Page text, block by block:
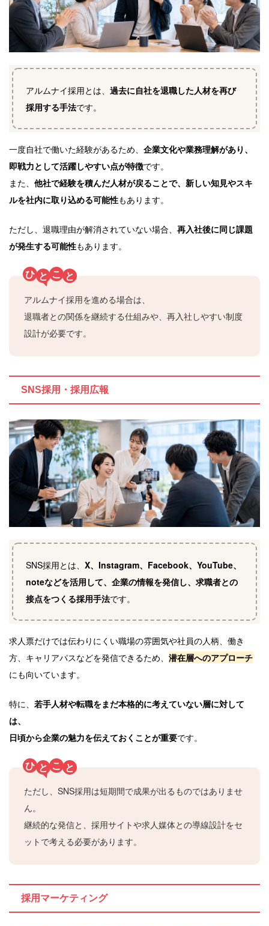
アルムナイ採用とは、 過去に自社を退職した人材を再び
採用する手法です。
一度自社で働いた経験があるため、 企業文化や業務理解があり、
即戦力として活躍しやすい点が特徴です。
また、 他社で経験を積んだ人材が戻ることで、新しい知見やスキ
ルを社内に取り込める可能性もあります。
ただし、退職理由が解消されていない場合、 再入社後に同じ課題
が発生する可能性もあります。
ひ と こ と
アルムナイ採用を進める場合は、
退職者との関係を継続する仕組みや、再入社しやすい制度
設計が必要です。
SNS採用・採用広報
SNS採用とは、 X、Instagram、Facebook、YouTube、
noteなどを活用して、企業の情報を発信し、求職者との
接点をつくる採用手法です。
求人票だけでは伝わりにくい職場の雰囲気や社員の人柄、働き
方、キャリアパスなどを発信できるため、 潜在層へのアプローチ
にも向いています。
特に、 若手人材や転職をまだ本格的に考えていない層に対して
は、
日頃から企業の魅力を伝えておくことが重要です。
ひ と こ と
ただし、SNS採用は短期間で成果が出るものではありませ
ん。
継続的な発信と、採用サイトや求人媒体との導線設計をセ
ットで考える必要があります。
採用マーケティング